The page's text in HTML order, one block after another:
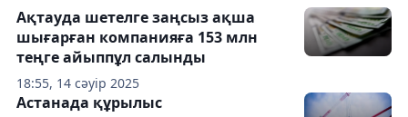
18:55, 14 сәуір 2025
Ақтауда шетелге заңсыз ақша
шығарған компанияға 153 млн
теңге айыппұл салынды
Астанада құрылыс